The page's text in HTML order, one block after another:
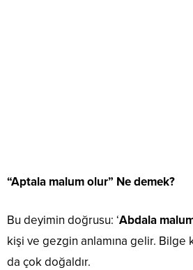
“Aptala malum olur” Ne demek?
Bu deyimin doğrusu: ‘Abdala
kişi ve gezgin anlamına gelir. Bilge
da çok doğaldır.